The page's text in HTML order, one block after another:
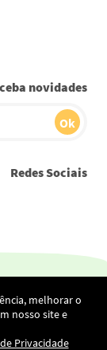
novidades
Redes Sociais
- 23.º andar –
06454-000 /
melhorar o
nosso site e
Privacidade